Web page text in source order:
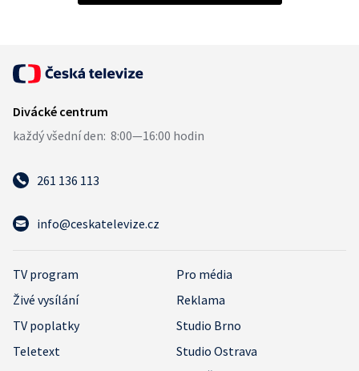
261 136 113
info@ceskatelevize.cz
TV program
Pro média
Živé vysílání
Reklama
TV poplatky
Studio Brno
Teletext
Studio Ostrava